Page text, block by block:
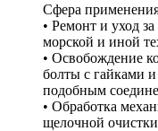
Сфера
• Ремонт и уход
морской и иной
• Освобождение
болты с гайками
подобным
• Обработка
щелочной